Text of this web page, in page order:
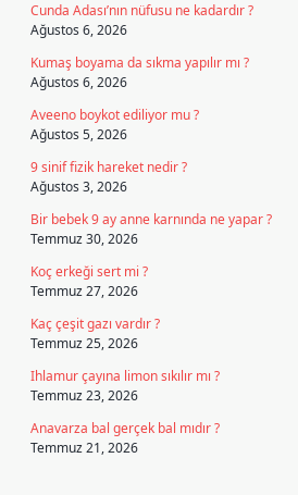
Cunda Adası’nın nüfusu ne kadardır ?
Ağustos 6, 2026
Kumaş boyama da sıkma yapılır mı ?
Ağustos 6, 2026
Aveeno boykot ediliyor mu ?
Ağustos 5, 2026
9 sinif fizik hareket nedir ?
Ağustos 3, 2026
Bir bebek 9 ay anne karnında ne yapar ?
Temmuz 30, 2026
Koç erkeği sert mi ?
Temmuz 27, 2026
Kaç çeşit gazı vardır ?
Temmuz 25, 2026
Ihlamur çayına limon sıkılır mı ?
Temmuz 23, 2026
Anavarza bal gerçek bal mıdır ?
Temmuz 21, 2026